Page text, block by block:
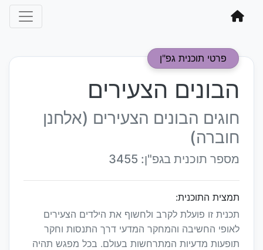
פרטי תוכנית גפ"ן
הבונים הצעירים
חוגים הבונים הצעירים (אלחנן
חוברה)
מספר תוכנית בגפ"ן: 3455
תמצית התוכנית:
תכנית זו פועלת לקרב ולחשוף את הילדים הצעירים
לאופי החשיבה והמחקר המדעי דרך התנסות וחקר
תופעות מדעיות המתרחשות בעולם. בכל מפגש תהיה